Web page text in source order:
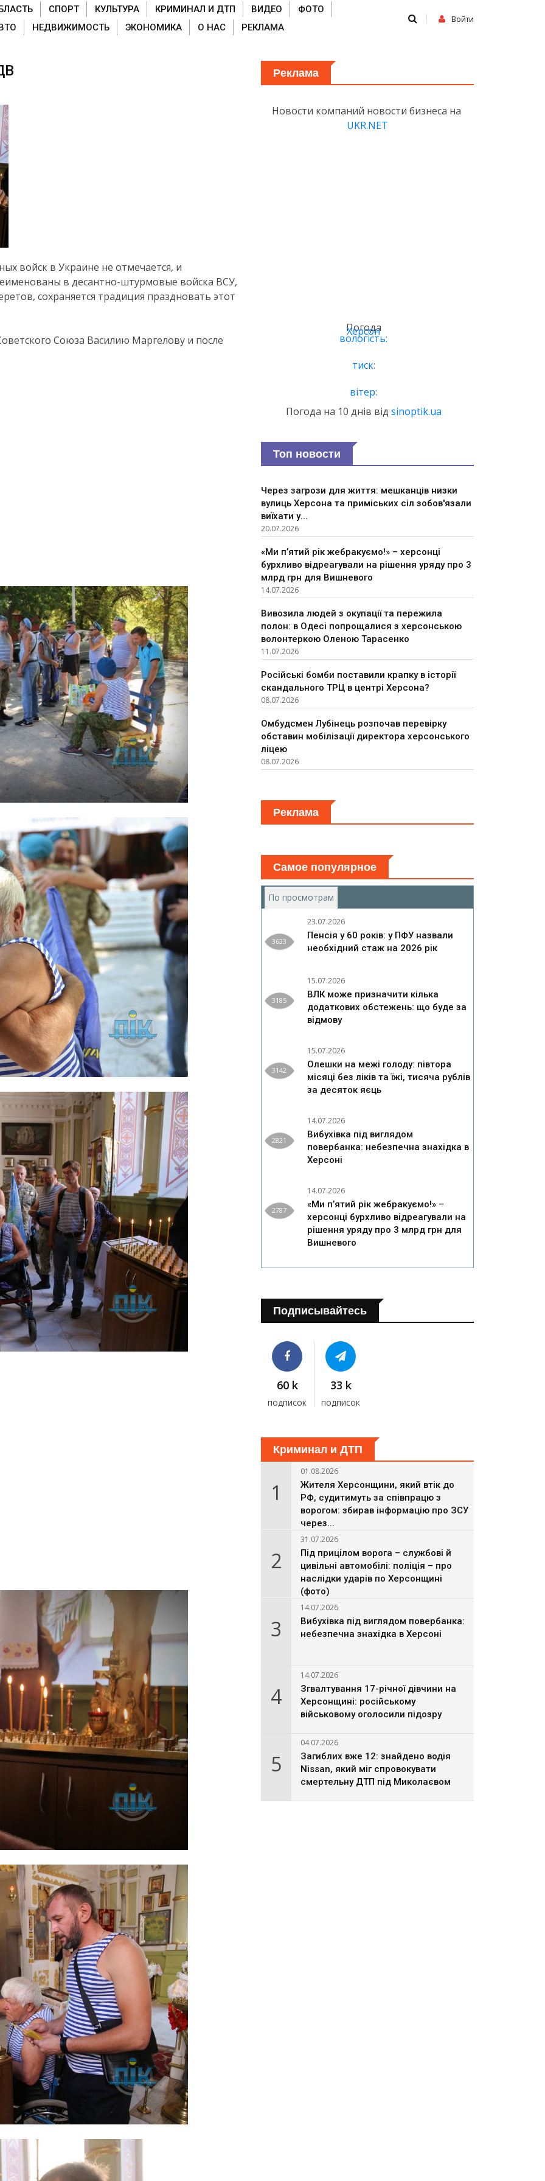
СПОРТ КУЛЬТУРА КРИМИНАЛ И ДТП ВИДЕО
ФОТО
НЕДВИЖИМОСТЬ ЭКОНОМИКА О НАС РЕКЛАМА
Войти
войск в Украине не отмечается, и
в десантно-штурмовые войска ВСУ,
сохраняется традиция праздновать этот
Союза Василию Маргелову и после
Реклама
Новости компаний новости бизнеса на
UKR.NET
Погода
Херсон
вологість:
тиск:
вітер:
Погода на 10 днів від sinoptik.ua
Топ новости
Через загрози для життя: мешканців низки
вулиць Херсона та приміських сіл зобов'язали
виїхати у...
20.07.2026
«Ми п’ятий рік жебракуємо!» – херсонці
бурхливо відреагували на рішення уряду про 3
млрд грн для Вишневого
14.07.2026
Вивозила людей з окупації та пережила
полон: в Одесі попрощалися з херсонською
волонтеркою Оленою Тарасенко
11.07.2026
Російські бомби поставили крапку в історії
скандального ТРЦ в центрі Херсона?
08.07.2026
Омбудсмен Лубінець розпочав перевірку
обставин мобілізації директора херсонського
ліцею
08.07.2026
Реклама
Самое популярное
По просмотрам
3633
23.07.2026
Пенсія у 60 років: у ПФУ назвали
необхідний стаж на 2026 рік
3185
15.07.2026
ВЛК може призначити кілька
додаткових обстежень: що буде за
відмову
3142
15.07.2026
Олешки на межі голоду: півтора
місяці без ліків та їжі, тисяча рублів
за десяток яєць
2821
14.07.2026
Вибухівка під виглядом
повербанка: небезпечна знахідка в
Херсоні
2787
14.07.2026
«Ми п’ятий рік жебракуємо!» –
херсонці бурхливо відреагували на
рішення уряду про 3 млрд грн для
Вишневого
Подписывайтесь
60 k
подписок
33 k
подписок
Криминал и ДТП
1
01.08.2026
Жителя Херсонщини, який втік до
РФ, судитимуть за співпрацю з
ворогом: збирав інформацію про ЗСУ
через...
2
31.07.2026
Під прицілом ворога – службові й
цивільні автомобілі: поліція – про
наслідки ударів по Херсонщині
(фото)
3
14.07.2026
Вибухівка під виглядом повербанка:
небезпечна знахідка в Херсоні
4
14.07.2026
Згвалтування 17-річної дівчини на
Херсонщині: російському
військовому оголосили підозру
5
04.07.2026
Загиблих вже 12: знайдено водія
Nissan, який міг спровокувати
смертельну ДТП під Миколаєвом